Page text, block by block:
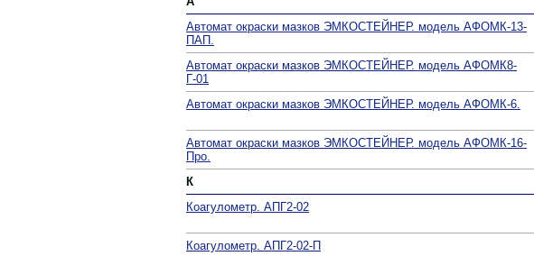
Автомат окраски мазков ЭМКОСТЕЙНЕР. модель АФОМК-13-
ПАП.
Автомат окраски мазков ЭМКОСТЕЙНЕР. модель АФОМК8-
Г-01
Автомат окраски мазков ЭМКОСТЕЙНЕР. модель АФОМК-6.
Автомат окраски мазков ЭМКОСТЕЙНЕР. модель АФОМК-16-
Про.
К
Коагулометр. АПГ2-02
Коагулометр. АПГ2-02-П